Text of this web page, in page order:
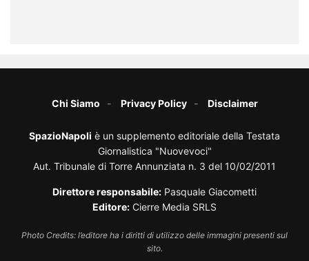
Chi Siamo Privacy Policy Disclaimer
SpazioNapoli è un supplemento editoriale della Testata
Giornalistica "Nuovevoci"
Aut. Tribunale di Torre Annunziata n. 3 del 10/02/2011
Direttore responsabile: Pasquale Giacometti
Editore: Cierre Media SRLS
Photo Credits: l’editore ha i diritti di utilizzo delle immagini presenti sul
sito.